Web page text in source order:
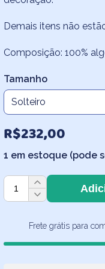
Demais itens não
Composição: 100%
Tamanho
R$232,00
1 em estoque (pode
Lençol
de
Infantil
Poá
Frete grátis para